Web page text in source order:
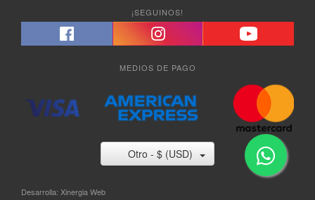
¡SEGUINOS!
MEDIOS DE PAGO
Otro - $ (USD)
Desarrolla: Xinergia Web